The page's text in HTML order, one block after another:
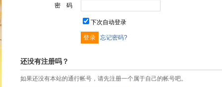
密 码
下次自动登录
忘记密码?
还没有注册吗？
如果还没有本站的通行帐号，请先注册一个属于自己的帐号吧。